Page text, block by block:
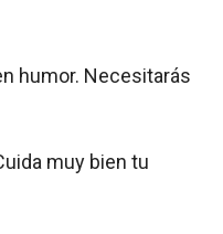
humor. Necesitarás
muy bien tu